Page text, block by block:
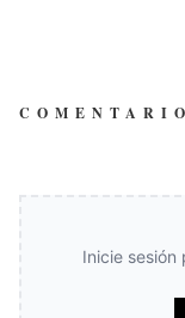
Inicie sesión